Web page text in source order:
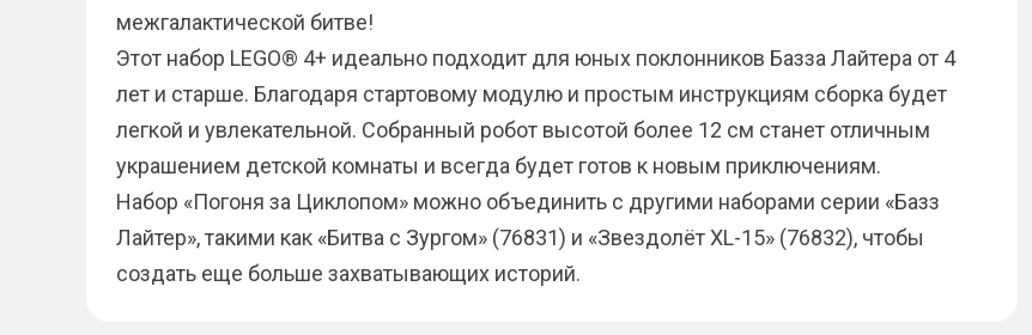
межгалактической битве!
Этот набор LEGO® 4+ идеально подходит для юных поклонников Базза Лайтера от 4
лет и старше. Благодаря стартовому модулю и простым инструкциям сборка будет
легкой и увлекательной. Собранный робот высотой более 12 см станет отличным
украшением детской комнаты и всегда будет готов к новым приключениям.
Набор «Погоня за Циклопом» можно объединить с другими наборами серии «Базз
Лайтер», такими как «Битва с Зургом» (76831) и «Звездолёт XL-15» (76832), чтобы
создать еще больше захватывающих историй.